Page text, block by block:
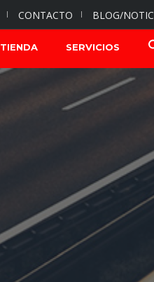
CONTACTO BLOG/
TIENDA SERVICIOS